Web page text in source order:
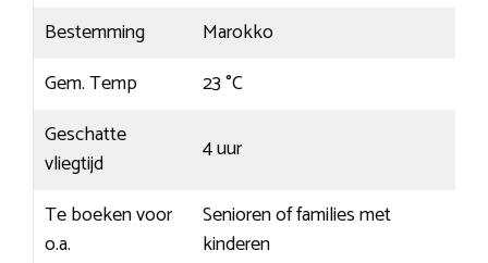
Bestemming
Marokko
Gem. Temp
23 °C
Geschatte
vliegtijd
4 uur
Te boeken voor
o.a.
Senioren of families met
kinderen